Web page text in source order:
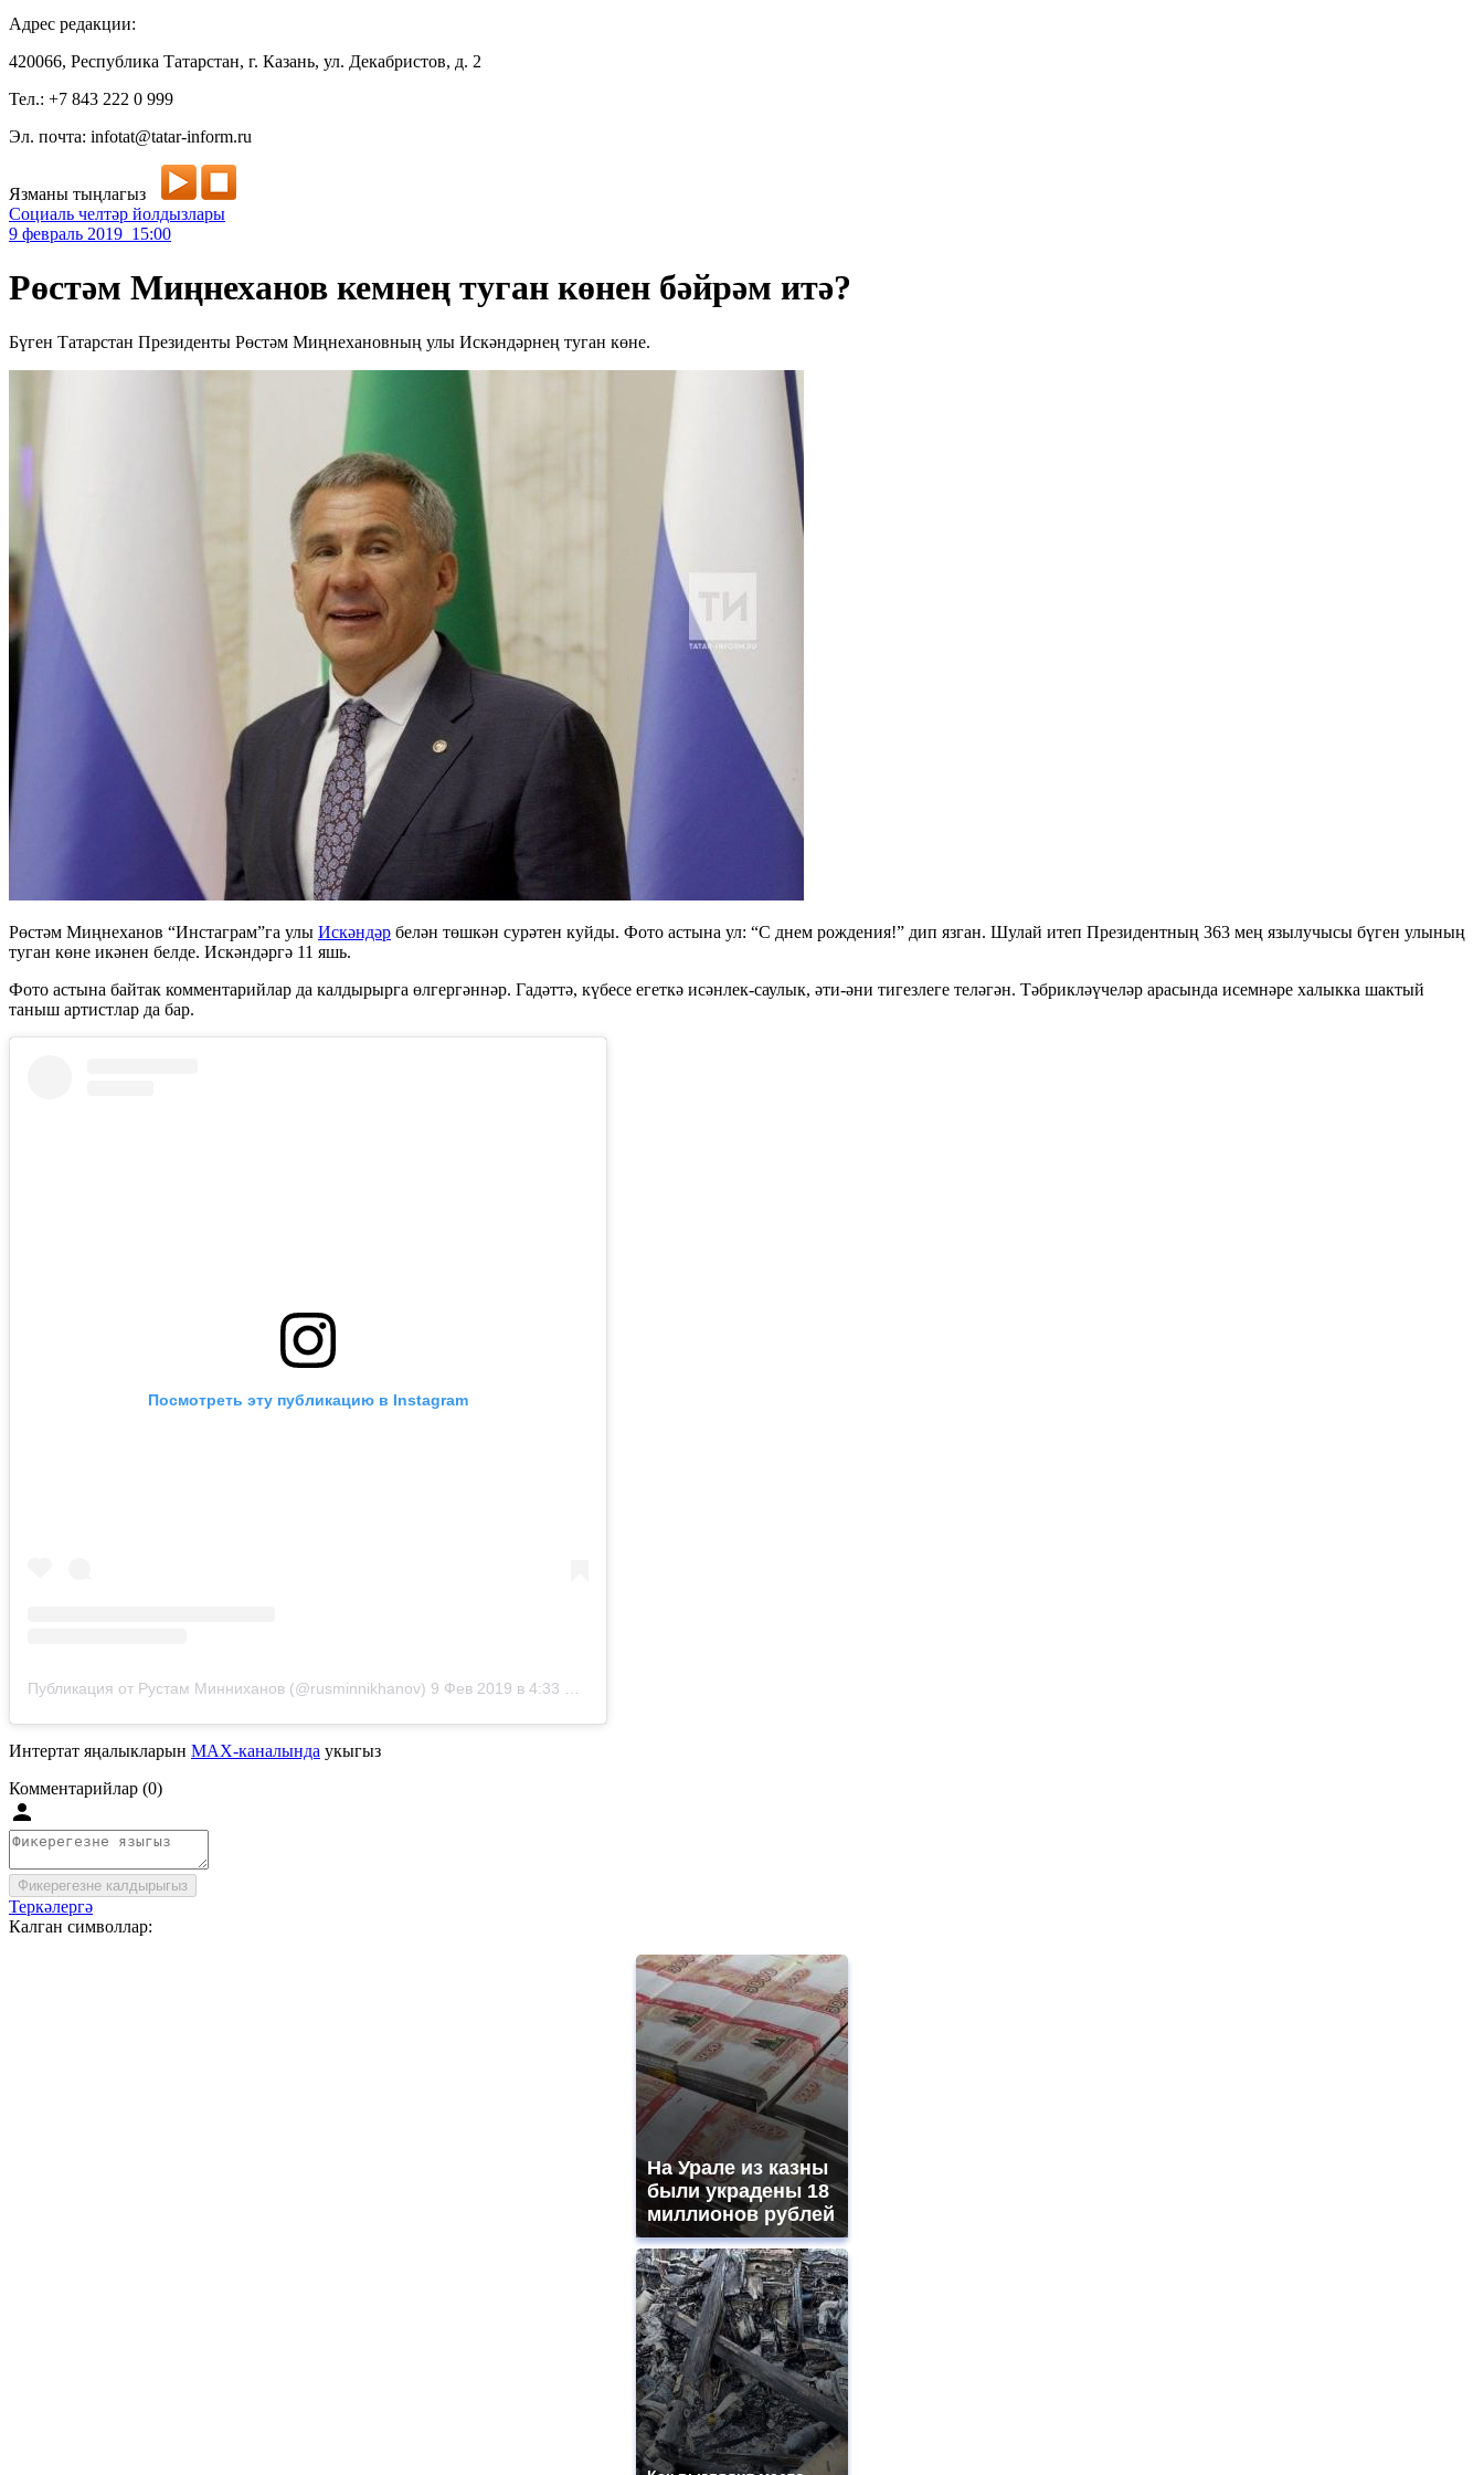
Адрес редакции:
420066, Республика Татарстан, г. Казань, ул. Декабристов, д. 2
Тел.: +7 843 222 0 999
Эл. почта: infotat@tatar-inform.ru
Язманы тыңлагыз
Социаль челтәр йолдызлары
9 февраль 2019 15:00
Рөстәм Миңнеханов кемнең туган көнен бәйрәм итә?
Бүген Татарстан Президенты Рөстәм Миңнехановның улы Искәндәрнең туган көне.
Рөстәм Миңнеханов “Инстаграм”га улы Искәндәр белән төшкән сурәтен куйды. Фото астына ул: “С днем рождения!” дип язган. Шулай итеп Президентның 363 мең язылучысы бүген улының
туган көне икәнен белде. Искәндәргә 11 яшь.
Фото астына байтак комментарийлар да калдырырга өлгергәннәр. Гадәттә, күбесе егеткә исәнлек-саулык, әти-әни тигезлеге теләгән. Тәбрикләүчеләр арасында исемнәре халыкка шактый
таныш артистлар да бар.
Посмотреть эту публикацию в Instagram
Публикация от Рустам Минниханов (@rusminnikhanov) 9 Фев 2019 в 4:33 PST
Интертат яңалыкларын MAX-каналында укыгыз
Комментарийлар (0)
Фикерегезне калдырыгыз
Теркәлергә
Калган символлар:
На Урале из казны
были украдены 18
миллионов рублей